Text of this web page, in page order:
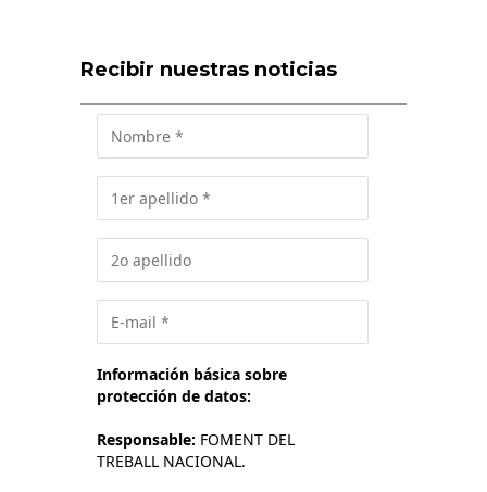
Recibir nuestras noticias
Información básica sobre
protección de datos:
Responsable: FOMENT DEL
TREBALL NACIONAL.